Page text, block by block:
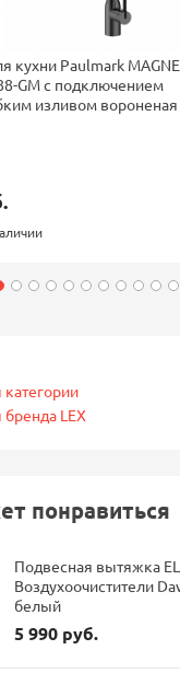
кухни Paulmark
GM с подключением
изливом вороненая
LEX
понравиться
Подвесная вытяжка
Воздухоочистители
белый
5 990 руб.